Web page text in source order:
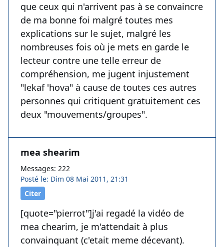
que ceux qui n'arrivent pas à se convaincre
de ma bonne foi malgré toutes mes
explications sur le sujet, malgré les
nombreuses fois où je mets en garde le
lecteur contre une telle erreur de
compréhension, me jugent injustement
"lekaf 'hova" à cause de toutes ces autres
personnes qui critiquent gratuitement ces
deux "mouvements/groupes".
mea shearim
Messages: 222
Posté le: Dim 08 Mai 2011, 21:31
Citer
[quote="pierrot"]j'ai regadé la vidéo de
mea chearim, je m'attendait à plus
convainquant (c'etait meme décevant).